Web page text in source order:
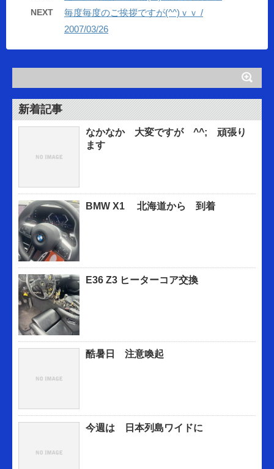
NEXT
毎度毎度のご挨拶ですが(^^)ｖｖ /
2007/03/26
新着記事
なかなか 大変ですが ^^; 頑張り
ます
BMW X1 北海道から 到着
E36 Z3 ヒーターコア交換
酷暑日 注意喚起
今週は 日本列島ワイドに